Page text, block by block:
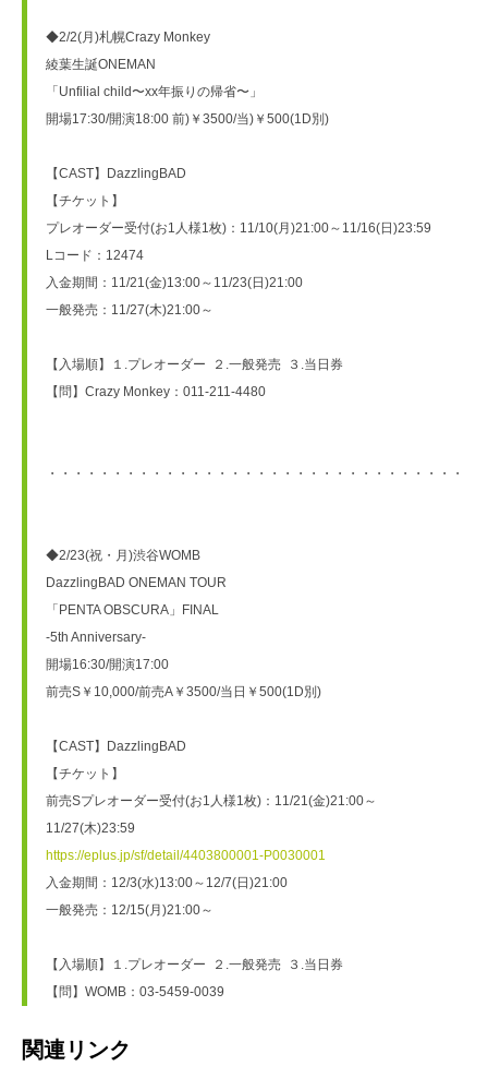
◆2/2(月)札幌Crazy Monkey
綾葉生誕ONEMAN
「Unfilial child〜xx年振りの帰省〜」
開場17:30/開演18:00 前)￥3500/当)￥500(1D別)
【CAST】DazzlingBAD
【チケット】
プレオーダー受付(お1人様1枚)：11/10(月)21:00～11/16(日)23:59
Lコード：12474
入金期間：11/21(金)13:00～11/23(日)21:00
一般発売：11/27(木)21:00～
【入場順】１.プレオーダー  ２.一般発売  ３.当日券
【問】Crazy Monkey：011-211-4480
・・・・・・・・・・・・・・・・・・・・・・・・・・・・・・・・・
◆2/23(祝・月)渋谷WOMB
DazzlingBAD ONEMAN TOUR
「PENTA OBSCURA」FINAL
-5th Anniversary-
開場16:30/開演17:00
前売S￥10,000/前売A￥3500/当日￥500(1D別)
【CAST】DazzlingBAD
【チケット】
前売Sプレオーダー受付(お1人様1枚)：11/21(金)21:00～
11/27(木)23:59
https://eplus.jp/sf/detail/4403800001-P0030001
入金期間：12/3(水)13:00～12/7(日)21:00
一般発売：12/15(月)21:00～
【入場順】１.プレオーダー  ２.一般発売  ３.当日券
【問】WOMB：03-5459-0039
関連リンク